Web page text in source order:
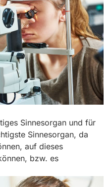
Sinnesorgan und für
Sinnesorgan, da
auf dieses
bzw. es